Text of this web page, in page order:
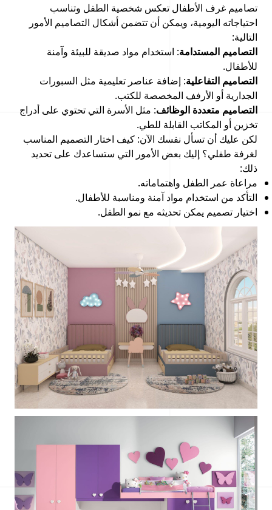
تصاميم غرف الأطفال تعكس شخصية الطفل وتناسب
احتياجاته اليومية، ويمكن أن تتضمن أشكال التصاميم الأمور
التالية:
التصاميم المستدامة: استخدام مواد صديقة للبيئة وآمنة
للأطفال.
التصاميم التفاعلية: إضافة عناصر تعليمية مثل السبورات
الجدارية أو الأرفف المخصصة للكتب.
التصاميم متعددة الوظائف: مثل الأسرة التي تحتوي على أدراج
تخزين أو المكاتب القابلة للطي.
لكن عليك أن تسأل نفسك الآن: كيف اختار التصميم المناسب
لغرفة طفلي؟ إليك بعض الأمور التي ستساعدك على تحديد
ذلك:
مراعاة عمر الطفل واهتماماته.
التأكد من استخدام مواد آمنة ومناسبة للأطفال.
اختيار تصميم يمكن تحديثه مع نمو الطفل.